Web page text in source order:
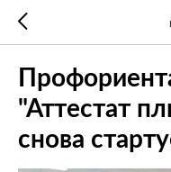
"Аттестат
снова